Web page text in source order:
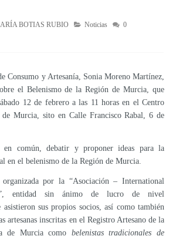
BOTIAS RUBIO Noticias 0
Consumo y Artesanía, Sonia Moreno Martínez,
el Belenismo de la Región de Murcia, que
12 de febrero a las 11 horas en el Centro
de Murcia, sito en Calle Francisco Rabal, 6 de
común, debatir y proponer ideas para la
en el belenismo de la Región de Murcia.
por la “Asociación – International
entidad sin ánimo de lucro de nivel
sus propios socios, así como también
artesanas inscritas en el Registro Artesano de la
de Murcia como belenistas tradicionales de